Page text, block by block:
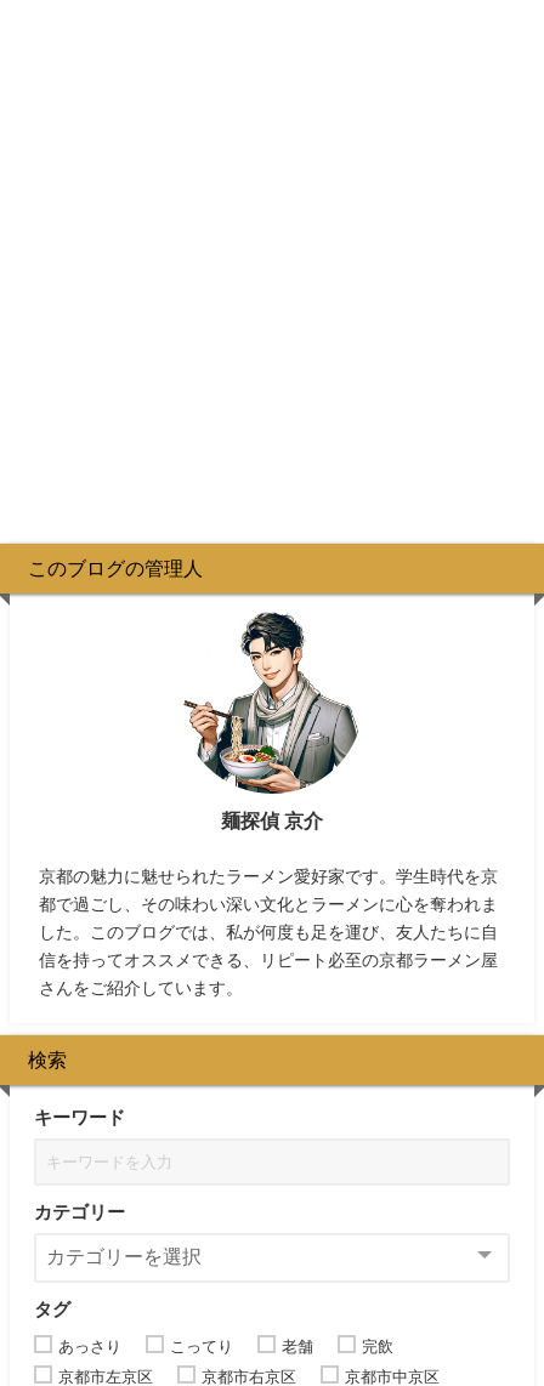
このブログの管理人
麺探偵 京介
京都の魅力に魅せられたラーメン愛好家です。学生時代を京
都で過ごし、その味わい深い文化とラーメンに心を奪われま
した。このブログでは、私が何度も足を運び、友人たちに自
信を持ってオススメできる、リピート必至の京都ラーメン屋
さんをご紹介しています。
検索
キーワード
カテゴリー
タグ
あっさり こってり 老舗
完飲
京都市左京区
京都市右京区 京都市中京区